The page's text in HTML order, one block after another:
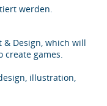
werden.
& Design, which will
create games.
illustration,